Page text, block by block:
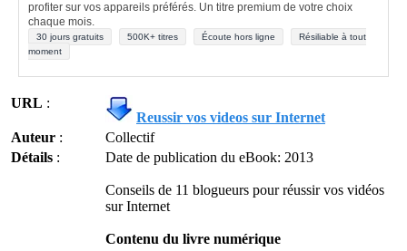
profiter sur vos appareils préférés. Un titre premium de votre choix
chaque mois.
30 jours gratuits 500K+ titres Écoute hors ligne
Résiliable à tout
moment
URL :
Reussir vos videos sur Internet
Auteur :
Collectif
Détails : Date de publication du eBook: 2013
Conseils de 11 blogueurs pour réussir vos vidéos
sur Internet
Contenu du livre numérique